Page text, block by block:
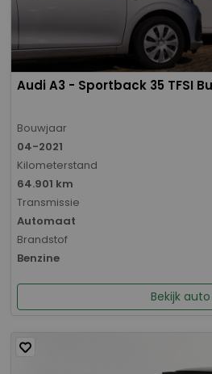
Audi A3 - Sportback 35 TFSI
Bouwjaar
04-2021
Kilometerstand
64.901 km
Transmissie
Automaat
Brandstof
Benzine
Bekijk auto